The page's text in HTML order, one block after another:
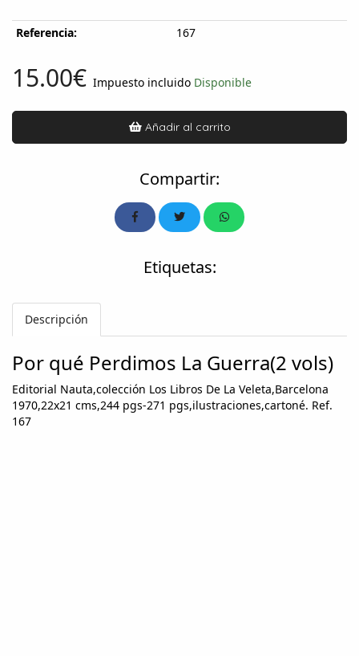
Referencia: 167
15.00€ Impuesto incluido Disponible
Añadir al carrito
Compartir:
Etiquetas:
Descripción
Por qué Perdimos La Guerra(2 vols)
Editorial Nauta,colección Los Libros De La Veleta,Barcelona
1970,22x21 cms,244 pgs-271 pgs,ilustraciones,cartoné. Ref.
167